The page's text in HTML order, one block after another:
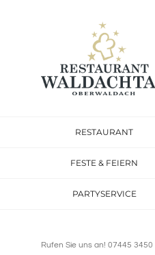
RESTAURANT
FESTE & FEIERN
PARTYSERVICE
Rufen Sie uns an! 07445 3450